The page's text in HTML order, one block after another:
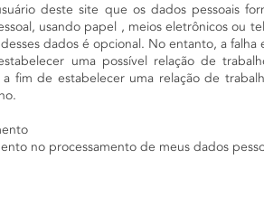
deste site que os dados pessoais
usando papel , meios eletrônicos ou
dados é opcional. No entanto, a
uma possível relação de
fim de estabelecer uma relação de
no processamento de meus dados